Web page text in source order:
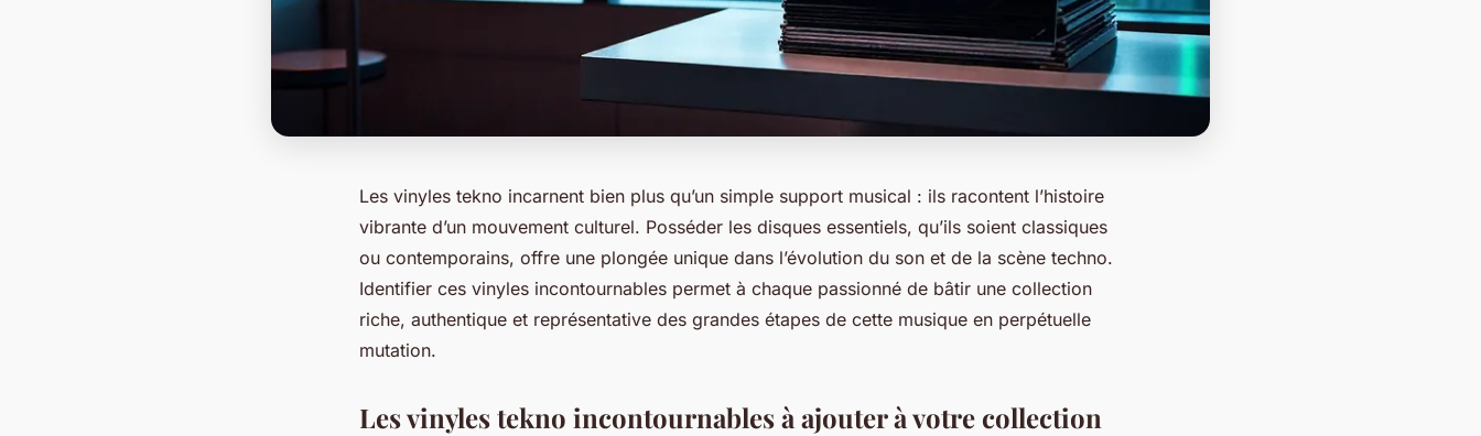
Les vinyles tekno incarnent bien plus qu’un simple support musical : ils racontent l’histoire
vibrante d’un mouvement culturel. Posséder les disques essentiels, qu’ils soient classiques
ou contemporains, offre une plongée unique dans l’évolution du son et de la scène techno.
Identifier ces vinyles incontournables permet à chaque passionné de bâtir une collection
riche, authentique et représentative des grandes étapes de cette musique en perpétuelle
mutation.
Les vinyles tekno incontournables à ajouter à votre collection